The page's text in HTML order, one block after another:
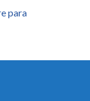
para